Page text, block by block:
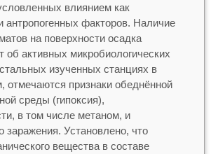
влиянием как
антропогенных факторов. Наличие
на поверхности осадка
об активных микробиологических
изученных станциях в
отмечаются признаки обеднённой
среды (гипоксия),
в том числе метаном, и
заражения. Установлено, что
вещества в составе